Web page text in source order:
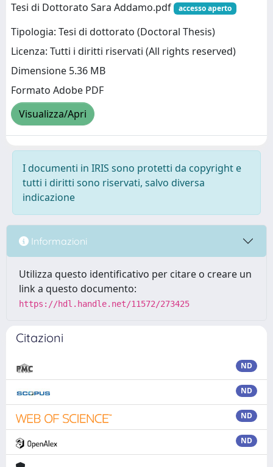
Tesi di Dottorato Sara Addamo.pdf
accesso aperto
Tipologia: Tesi di dottorato (Doctoral Thesis)
Licenza: Tutti i diritti riservati (All rights reserved)
Dimensione 5.36 MB
Formato Adobe PDF
Visualizza/Apri
I documenti in IRIS sono protetti da copyright e
tutti i diritti sono riservati, salvo diversa
indicazione
Informazioni
Utilizza questo identificativo per citare o creare un
link a questo documento:
https://hdl.handle.net/11572/273425
Citazioni
ND
ND
ND
ND